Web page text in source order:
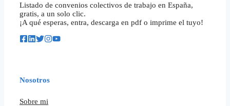
Listado de convenios colectivos de trabajo en España,
gratis, a un solo clic.
¡A qué esperas, entra, descarga en pdf o imprime el tuyo!
Nosotros
Sobre mi